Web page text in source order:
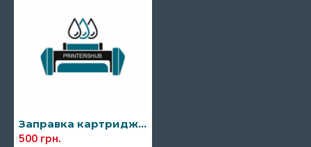
Заправка картриджа HP Q2610A (10A)
500 грн.